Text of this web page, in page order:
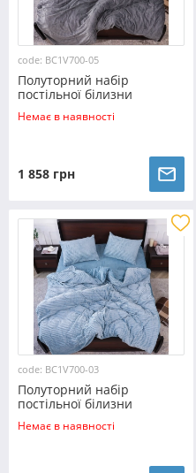
code: BC1V700-05
Полуторний набір
постільної білизни
160*200 із Плюш Велюру
№700-05 Черешенка™
Немає в наявності
1 858 грн
code: BC1V700-03
Полуторний набір
постільної білизни
160*200 із Плюш Велюру
№700-03 Черешенка™
Немає в наявності